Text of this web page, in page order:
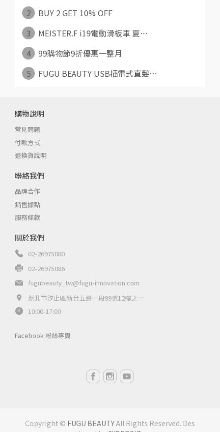
2
BUY 2 GET 10% OFF
3
MEISTER.F i19電動滑板車 夏⋯
4
99購物節9折優惠一整月
5
FUGU BEAUTY USB插電式直髮⋯
關於我們
02-26975080
02-26975086
fugubeauty_tw@fugu-innovation.com
新北市汐止區新台五路一段99號12樓之一
10:00-17:00
購物說明
常見問題
付款方式
退換貨說明
聯絡我們
品牌合作
銷售據點
服務條款
Facebook 粉絲專頁
Copyright © FUGU BEAUTYAll Rights Reserved. Des